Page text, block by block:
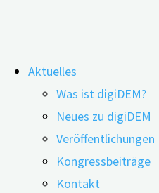
Inhalt
springen
Aktuelles
Was ist digiDEM?
Neues zu digiDEM
Veröffentlichungen
Kongressbeiträge
Kontakt
‚Kognitive
Herausforderungen